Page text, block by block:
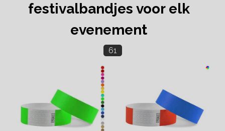
festivalbandjes voor elk
evenement
61